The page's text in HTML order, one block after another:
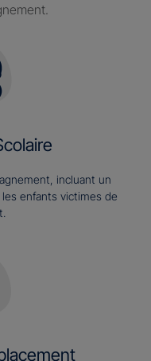
incluant un
enfants victimes de